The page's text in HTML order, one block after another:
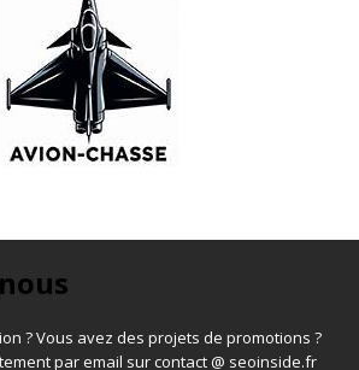
? Vous avez des projets de promotions ?
par email sur contact @ seoinside.fr